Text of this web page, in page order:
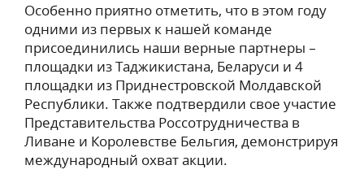
Особенно приятно отметить, что в этом году
одними из первых к нашей команде
присоединились наши верные партнеры –
площадки из Таджикистана, Беларуси и 4
площадки из Приднестровской Молдавской
Республики. Также подтвердили свое участие
Представительства Россотрудничества в
Ливане и Королевстве Бельгия, демонстрируя
международный охват акции.